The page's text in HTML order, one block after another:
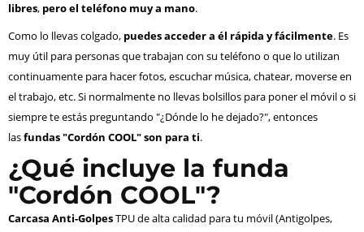
libres, pero el teléfono muy a mano.
Como lo llevas colgado, puedes acceder a él rápida y fácilmente. Es
muy útil para personas que trabajan con su teléfono o que lo utilizan
continuamente para hacer fotos, escuchar música, chatear, moverse en
el trabajo, etc. Si normalmente no llevas bolsillos para poner el móvil o si
siempre te estás preguntando "¿Dónde lo he dejado?", entonces
lasfundas "Cordón COOL" son para ti.
¿Qué incluye la funda
"Cordón COOL"?
Carcasa Anti-GolpesTPU de alta calidad para tu móvil (Antigolpes,